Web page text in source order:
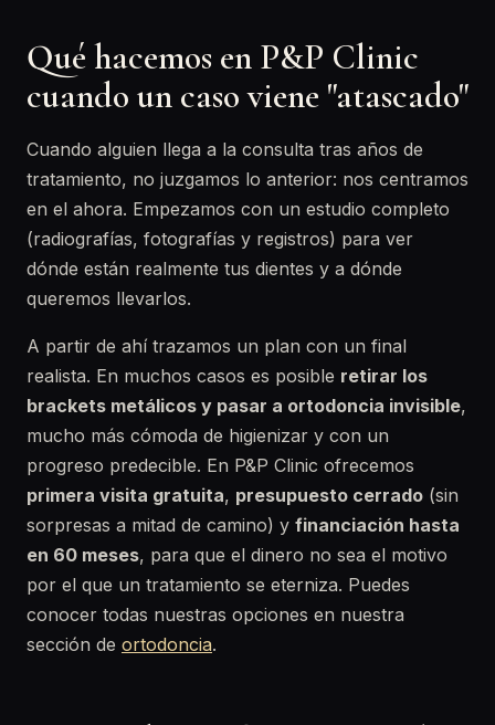
Qué hacemos en P&P Clinic
cuando un caso viene "atascado"
Cuando alguien llega a la consulta tras años de
tratamiento, no juzgamos lo anterior: nos centramos
en el ahora. Empezamos con un estudio completo
(radiografías, fotografías y registros) para ver
dónde están realmente tus dientes y a dónde
queremos llevarlos.
A partir de ahí trazamos un plan con un final
realista. En muchos casos es posible retirar los
brackets metálicos y pasar a ortodoncia invisible,
mucho más cómoda de higienizar y con un
progreso predecible. En P&P Clinic ofrecemos
primera visita gratuita, presupuesto cerrado (sin
sorpresas a mitad de camino) y financiación hasta
en 60 meses, para que el dinero no sea el motivo
por el que un tratamiento se eterniza. Puedes
conocer todas nuestras opciones en nuestra
sección de ortodoncia.